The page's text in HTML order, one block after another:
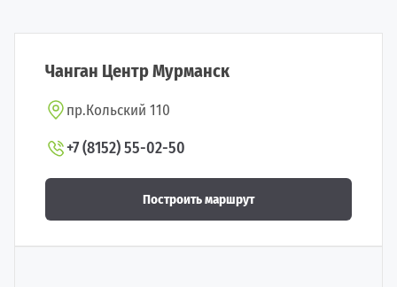
Чанган Центр Мурманск
пр.Кольский 110
+7 (8152) 55-02-50
Построить маршрут